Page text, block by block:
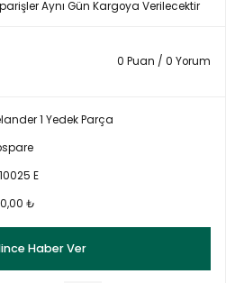
Aynı Gün Kargoya Verilecektir
0 Puan / 0 Yorum
1 Yedek Parça
E
₺
Haber Ver